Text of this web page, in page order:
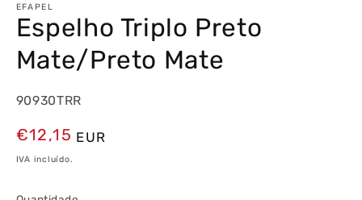
EFAPEL
Espelho Triplo Preto
Mate/Preto Mate
90930TRR
Preço
normal
€12,15 EUR
IVA incluído.